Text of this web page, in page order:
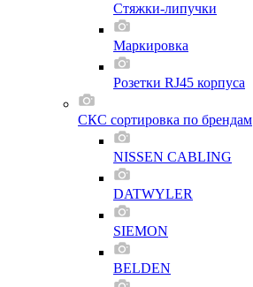
Стяжки-липучки
Маркировка
Розетки RJ45 корпуса
СКС сортировка по брендам
NISSEN CABLING
DATWYLER
SIEMON
BELDEN